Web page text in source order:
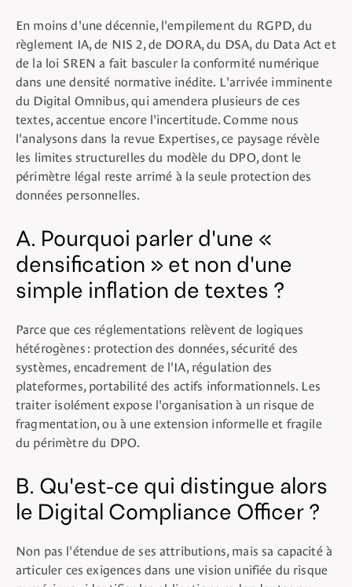
En moins d'une décennie, l'empilement du RGPD, du
règlement IA, de NIS 2, de DORA, du DSA, du Data Act et
de la loi SREN a fait basculer la conformité numérique
dans une densité normative inédite. L'arrivée imminente
du Digital Omnibus, qui amendera plusieurs de ces
textes, accentue encore l'incertitude. Comme nous
l'analysons dans la revue Expertises, ce paysage révèle
les limites structurelles du modèle du DPO, dont le
périmètre légal reste arrimé à la seule protection des
données personnelles.
A. Pourquoi parler d'une «
densification » et non d'une
simple inflation de textes ?
Parce que ces réglementations relèvent de logiques
hétérogènes : protection des données, sécurité des
systèmes, encadrement de l'IA, régulation des
plateformes, portabilité des actifs informationnels. Les
traiter isolément expose l'organisation à un risque de
fragmentation, ou à une extension informelle et fragile
du périmètre du DPO.
B. Qu'est-ce qui distingue alors
le Digital Compliance Officer ?
Non pas l'étendue de ses attributions, mais sa capacité à
articuler ces exigences dans une vision unifiée du risque